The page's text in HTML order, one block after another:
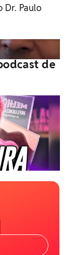
Dr. Paulo
de